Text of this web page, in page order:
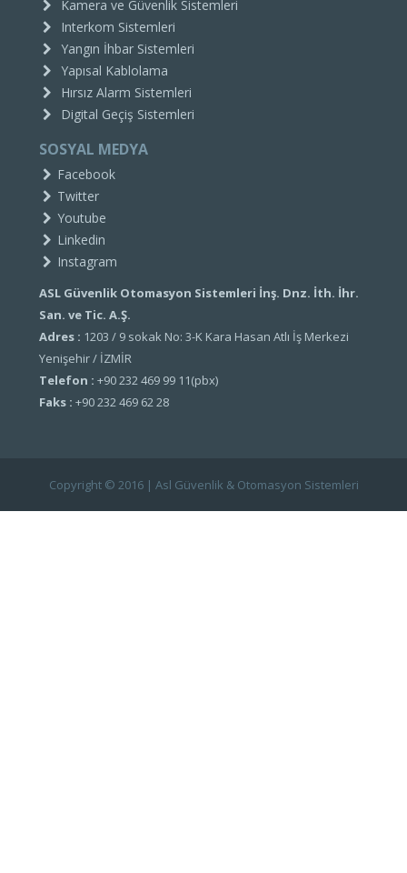
Kamera ve Güvenlik Sistemleri
Interkom Sistemleri
Yangın İhbar Sistemleri
Yapısal Kablolama
Hırsız Alarm Sistemleri
Digital Geçiş Sistemleri
SOSYAL MEDYA
Facebook
Twitter
Youtube
Linkedin
Instagram
ASL Güvenlik Otomasyon Sistemleri İnş. Dnz. İth. İhr.
San. ve Tic. A.Ş.
Adres : 1203 / 9 sokak No: 3-K Kara Hasan Atlı İş Merkezi
Yenişehir / İZMİR
Telefon : +90 232 469 99 11(pbx)
Faks : +90 232 469 62 28
Copyright © 2016 | Asl Güvenlik & Otomasyon Sistemleri